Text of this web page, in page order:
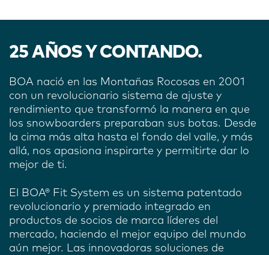
25 AÑOS Y CONTANDO.
BOA nació en las Montañas Rocosas en 2001
con un revolucionario sistema de ajuste y
rendimiento que transformó la manera en que
los snowboarders preparaban sus botas. Desde
la cima más alta hasta el fondo del valle, y más
allá, nos apasiona inspirarte y permitirte dar lo
mejor de ti.
El BOA® Fit System es un sistema patentado
revolucionario y premiado integrado en
productos de socios de marca líderes del
mercado, haciendo el mejor equipo del mundo
aún mejor. Las innovadoras soluciones de